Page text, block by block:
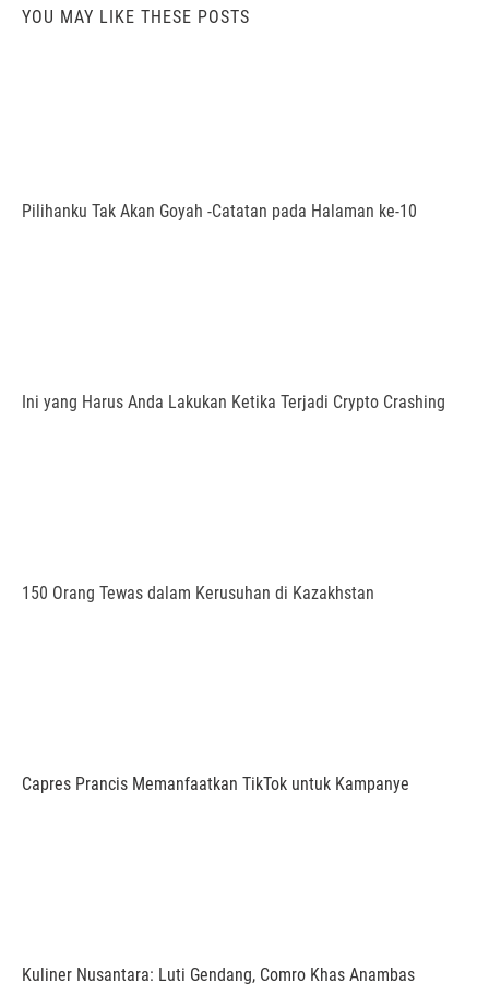
YOU MAY LIKE THESE POSTS
Pilihanku Tak Akan Goyah -Catatan pada Halaman ke-10
Ini yang Harus Anda Lakukan Ketika Terjadi Crypto Crashing
150 Orang Tewas dalam Kerusuhan di Kazakhstan
Capres Prancis Memanfaatkan TikTok untuk Kampanye
Kuliner Nusantara: Luti Gendang, Comro Khas Anambas